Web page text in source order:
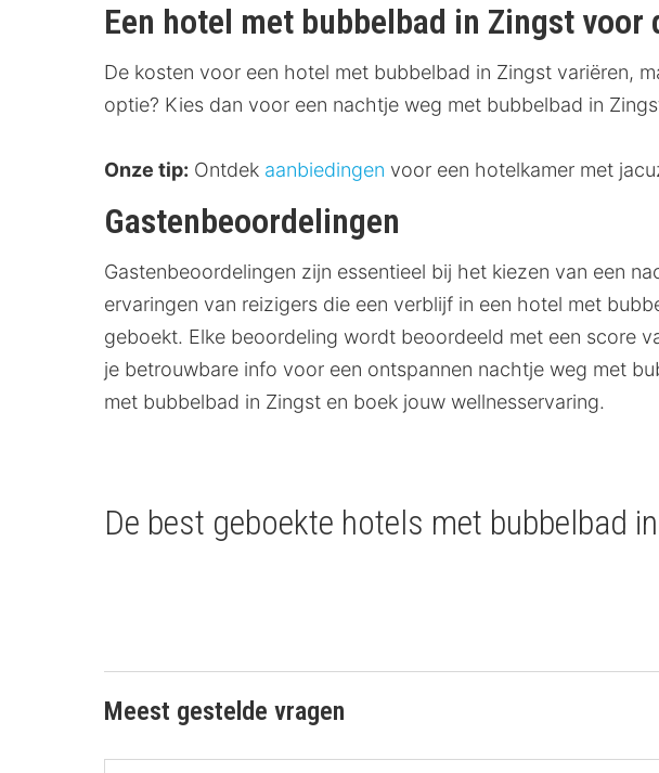
Een hotel met bubbelbad in Zingst voor
De kosten voor een hotel met bubbelbad in Zingst variëren,
optie? Kies dan voor een nachtje weg met bubbelbad in
Onze tip: Ontdek aanbiedingen voor een hotelkamer met
Gastenbeoordelingen
Gastenbeoordelingen zijn essentieel bij het kiezen van een
ervaringen van reizigers die een verblijf in een hotel met
geboekt. Elke beoordeling wordt beoordeeld met een score
je betrouwbare info voor een ontspannen nachtje weg met
met bubbelbad in Zingst en boek jouw wellnesservaring.
De best geboekte hotels met bubbelbad
Meest gestelde vragen